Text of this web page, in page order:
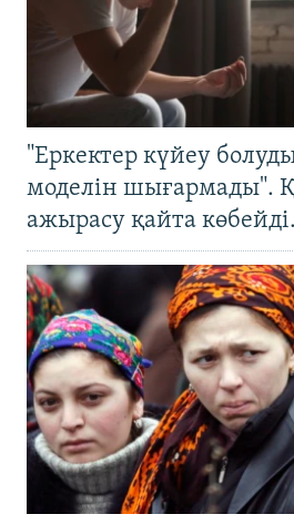
"Еркектер күйеу
моделін шығармады".
ажырасу қайта